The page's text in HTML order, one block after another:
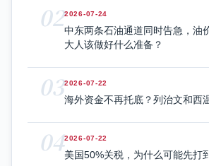
022026-07-24
中东两条石油通道同时告急，油
大人该做好什么准备？
032026-07-22
海外资金不再托底？列治文和西
042026-07-22
美国50%关税，为什么可能先打